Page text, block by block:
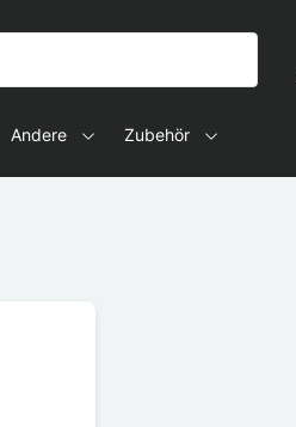
Andere Zubehör